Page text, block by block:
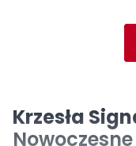
Krzesła